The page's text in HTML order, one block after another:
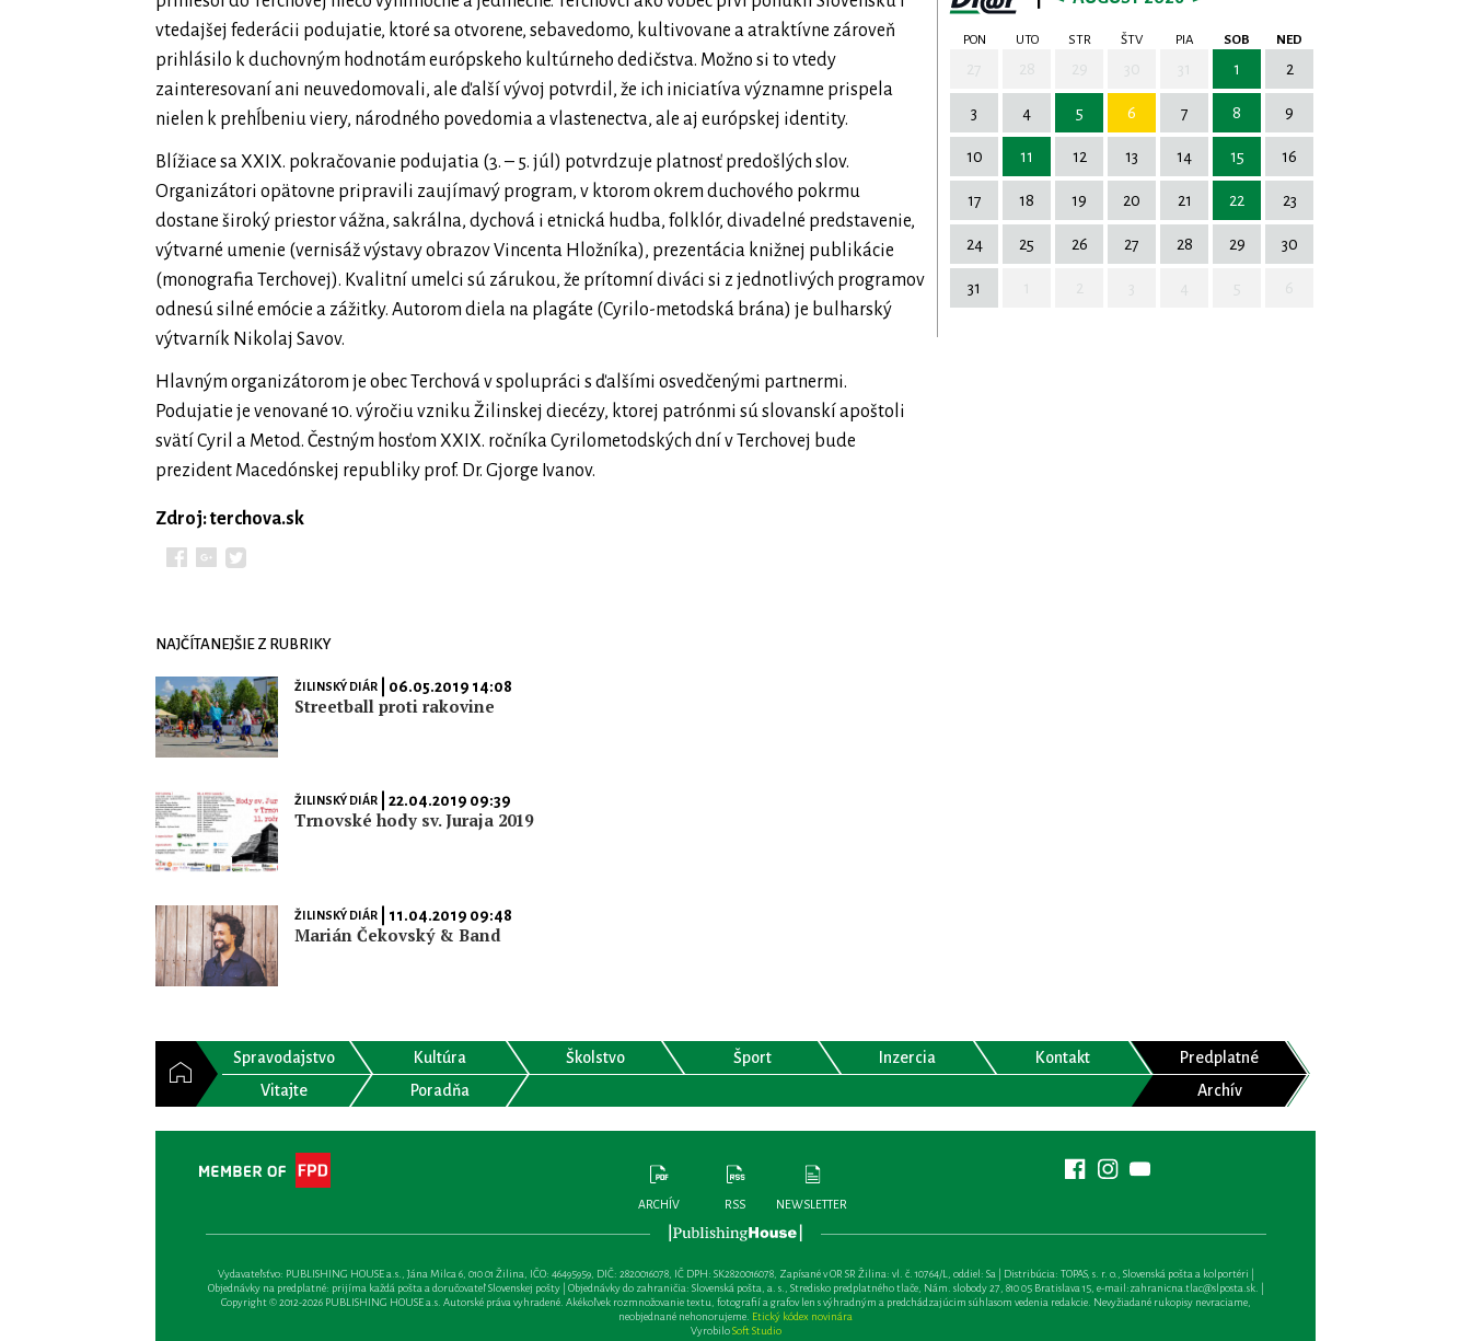
vtedajšej federácii podujatie, ktoré sa otvorene, sebavedomo, kultivovane a atraktívne zároveň
prihlásilo k duchovným hodnotám európskeho kultúrneho dedičstva. Možno si to vtedy
zainteresovaní ani neuvedomovali, ale ďalší vývoj potvrdil, že ich iniciatíva významne prispela
nielen k prehĺbeniu viery, národného povedomia a vlastenectva, ale aj európskej identity.
Blížiace sa XXIX. pokračovanie podujatia (3. – 5. júl) potvrdzuje platnosť predošlých slov.
Organizátori opätovne pripravili zaujímavý program, v ktorom okrem duchového pokrmu
dostane široký priestor vážna, sakrálna, dychová i etnická hudba, folklór, divadelné predstavenie,
výtvarné umenie (vernisáž výstavy obrazov Vincenta Hložníka), prezentácia knižnej publikácie
(monografia Terchovej). Kvalitní umelci sú zárukou, že prítomní diváci si z jednotlivých programov
odnesú silné emócie a zážitky. Autorom diela na plagáte (Cyrilo-metodská brána) je bulharský
výtvarník Nikolaj Savov.
Hlavným organizátorom je obec Terchová v spolupráci s ďalšími osvedčenými partnermi.
Podujatie je venované 10. výročiu vzniku Žilinskej diecézy, ktorej patrónmi sú slovanskí apoštoli
svätí Cyril a Metod. Čestným hosťom XXIX. ročníka Cyrilometodských dní v Terchovej bude
prezident Macedónskej republiky prof. Dr. Gjorge Ivanov.
Zdroj: terchova.sk
NAJČÍTANEJŠIE Z RUBRIKY
ŽILINSKÝ DIÁR| 06.05.2019 14:08
Streetball proti rakovine
ŽILINSKÝ DIÁR| 22.04.2019 09:39
Trnovské hody sv. Juraja 2019
ŽILINSKÝ DIÁR| 11.04.2019 09:48
Marián Čekovský & Band
PON UTO STR ŠTV PIA SOB NED
1 2
3 4 5 6 7 8 9
10 11 12 13 14 15 16
17 18 19 20 21 22 23
24 25 26 27 28 29 30
31
Spravodajstvo Kultúra Školstvo Šport Inzercia Kontakt
Predplatné
Vitajte
Poradňa Archív
ARCHÍV RSS NEWSLETTER
Vydavateľsťvo: PUBLISHING HOUSE a.s., Jána Milca 6, 010 01 Žilina, IČO: 46495959, DIČ: 2820016078, IČ DPH: SK2820016078, Zapísané v OR SR Žilina: vl. č. 10764/L, oddiel: Sa | Distribúcia: TOPAS, s. r. o., Slovenská pošta a kolportéri |
Objednávky na predplatné: prijíma každá pošta a doručovateľ Slovenskej pošty | Objednávky do zahraničia: Slovenská pošta, a. s., Stredisko predplatného tlače, Nám. slobody 27, 810 05 Bratislava 15, e-mail:zahranicna.tlac@slposta.sk. |
Copyright © 2012-2026 PUBLISHING HOUSE a.s. Autorské práva vyhradené. Akékoľvek rozmnožovanie textu, fotografií a grafov len s výhradným a predchádzajúcim súhlasom vedenia redakcie. Nevyžiadané rukopisy nevraciame,
neobjednané nehonorujeme. Etický kódex novinára
VyrobiloSoft Studio